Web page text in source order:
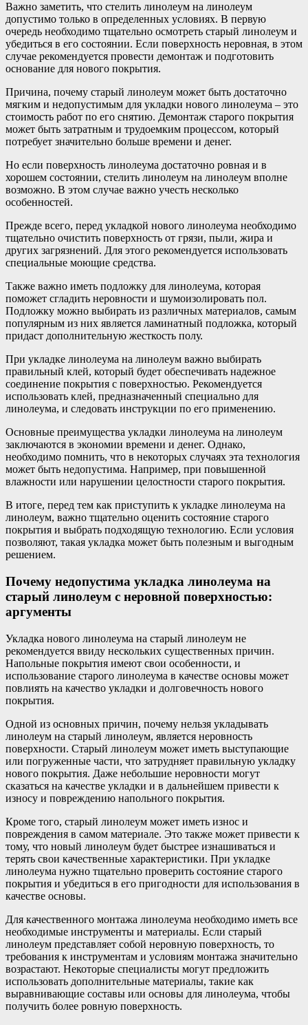
Важно заметить, что стелить линолеум на линолеум
допустимо только в определенных условиях. В первую
очередь необходимо тщательно осмотреть старый линолеум и
убедиться в его состоянии. Если поверхность неровная, в этом
случае рекомендуется провести демонтаж и подготовить
основание для нового покрытия.
Причина, почему старый линолеум может быть достаточно
мягким и недопустимым для укладки нового линолеума – это
стоимость работ по его снятию. Демонтаж старого покрытия
может быть затратным и трудоемким процессом, который
потребует значительно больше времени и денег.
Но если поверхность линолеума достаточно ровная и в
хорошем состоянии, стелить линолеум на линолеум вполне
возможно. В этом случае важно учесть несколько
особенностей.
Прежде всего, перед укладкой нового линолеума необходимо
тщательно очистить поверхность от грязи, пыли, жира и
других загрязнений. Для этого рекомендуется использовать
специальные моющие средства.
Также важно иметь подложку для линолеума, которая
поможет сгладить неровности и шумоизолировать пол.
Подложку можно выбирать из различных материалов, самым
популярным из них является ламинатный подложка, который
придаст дополнительную жесткость полу.
При укладке линолеума на линолеум важно выбирать
правильный клей, который будет обеспечивать надежное
соединение покрытия с поверхностью. Рекомендуется
использовать клей, предназначенный специально для
линолеума, и следовать инструкции по его применению.
Основные преимущества укладки линолеума на линолеум
заключаются в экономии времени и денег. Однако,
необходимо помнить, что в некоторых случаях эта технология
может быть недопустима. Например, при повышенной
влажности или нарушении целостности старого покрытия.
В итоге, перед тем как приступить к укладке линолеума на
линолеум, важно тщательно оценить состояние старого
покрытия и выбрать подходящую технологию. Если условия
позволяют, такая укладка может быть полезным и выгодным
решением.
Почему недопустима укладка линолеума на
старый линолеум с неровной поверхностью:
аргументы
Укладка нового линолеума на старый линолеум не
рекомендуется ввиду нескольких существенных причин.
Напольные покрытия имеют свои особенности, и
использование старого линолеума в качестве основы может
повлиять на качество укладки и долговечность нового
покрытия.
Одной из основных причин, почему нельзя укладывать
линолеум на старый линолеум, является неровность
поверхности. Старый линолеум может иметь выступающие
или погруженные части, что затрудняет правильную укладку
нового покрытия. Даже небольшие неровности могут
сказаться на качестве укладки и в дальнейшем привести к
износу и повреждению напольного покрытия.
Кроме того, старый линолеум может иметь износ и
повреждения в самом материале. Это также может привести к
тому, что новый линолеум будет быстрее изнашиваться и
терять свои качественные характеристики. При укладке
линолеума нужно тщательно проверить состояние старого
покрытия и убедиться в его пригодности для использования в
качестве основы.
Для качественного монтажа линолеума необходимо иметь все
необходимые инструменты и материалы. Если старый
линолеум представляет собой неровную поверхность, то
требования к инструментам и условиям монтажа значительно
возрастают. Некоторые специалисты могут предложить
использовать дополнительные материалы, такие как
выравнивающие составы или основы для линолеума, чтобы
получить более ровную поверхность.